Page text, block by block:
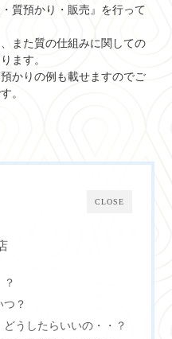
質預かり・販売』を行って
また質の仕組みに関しての
ます。
かりの例も載せますのでご
。
CLOSE
？
？
うしたらいいの・・？